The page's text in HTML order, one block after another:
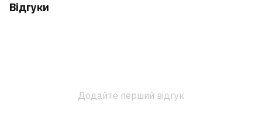
Відгуки
Додайте перший відгук